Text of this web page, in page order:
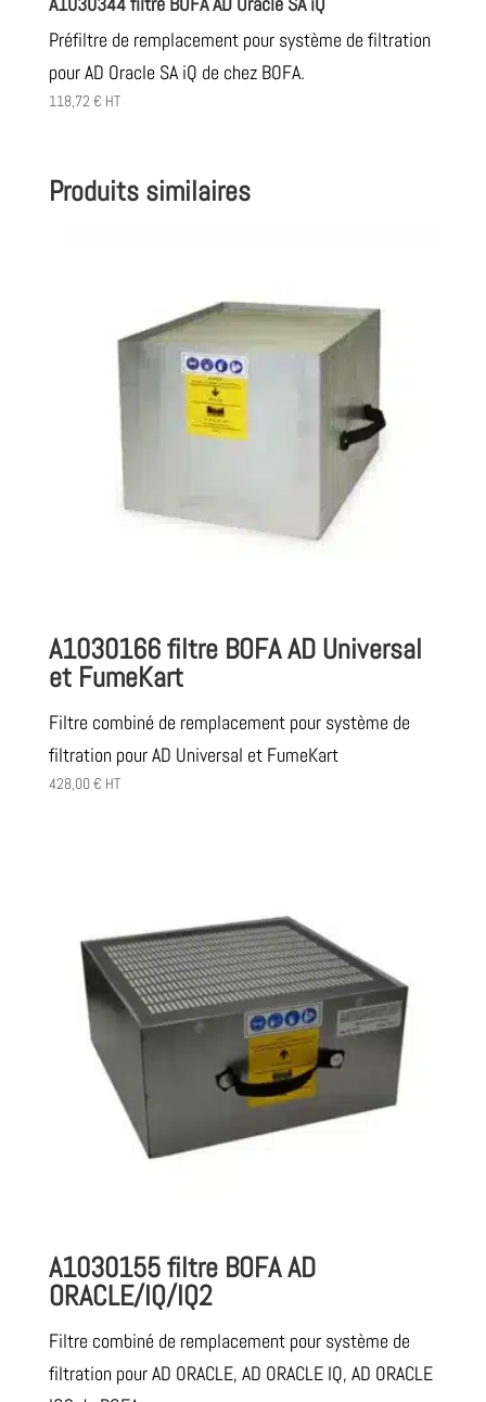
Préfiltre de remplacement pour système de filtration
pour AD Oracle SA iQ de chez BOFA.
118,72 € HT
Produits similaires
A1030166 filtre BOFA AD Universal
et FumeKart
Filtre combiné de remplacement pour système de
filtration pour AD Universal et FumeKart
428,00€ HT
A1030155 filtre BOFA AD
ORACLE/IQ/IQ2
Filtre combiné de remplacement pour système de
filtration pour AD ORACLE, AD ORACLE IQ, AD ORACLE